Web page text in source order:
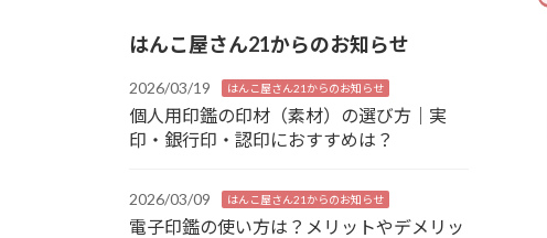
はんこ屋さん21からのお知らせ
2026/03/19 はんこ屋さん21からのお知らせ
個人用印鑑の印材（素材）の選び方｜実
印・銀行印・認印におすすめは？
2026/03/09 はんこ屋さん21からのお知らせ
電子印鑑の使い方は？メリットやデメリッ